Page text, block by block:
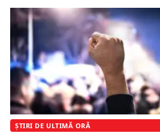
ȘTIRI DE ULTIMĂ ORĂ